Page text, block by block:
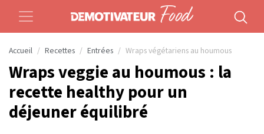
Accueil Recettes Entrées Wraps végétariens au houmous
Wraps veggie au houmous : la
recette healthy pour un
déjeuner équilibré